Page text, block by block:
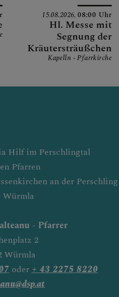
15.08.2026,08:00 Uhr
Hl. Messe mit
Segnung der
Kräutersträußchen
Kapelln - Pfarrkirche
Hilf im Perschlingtal
Pfarren
an der Perschling
Würmla
- Pfarrer
2
Würmla
oder+ 43 2275 8220